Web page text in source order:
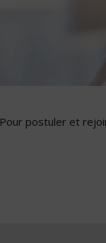
Pour postuler et